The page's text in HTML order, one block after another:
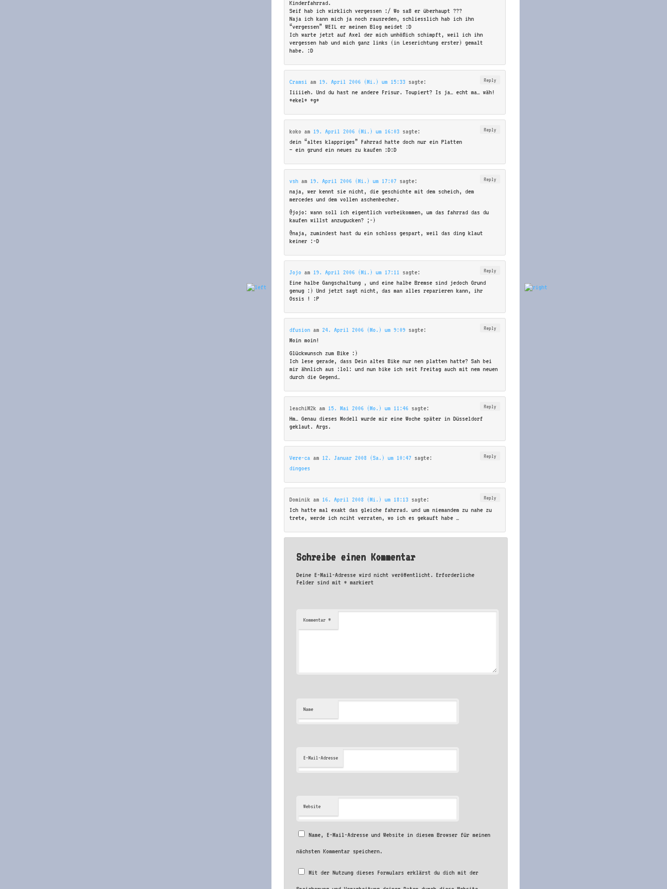
Kinderfahrrad.
Seif hab ich wirklich vergessen :/ Wo saß er überhaupt ???
Naja ich kann mich ja noch rausreden, schliesslich hab ich ihn
“vergessen” WEIL er meinen Blog meidet :D
Ich warte jetzt auf Axel der mich unhöflich schimpft, weil ich ihn
vergessen hab und mich ganz links (in Leserichtung erster) gemalt
habe. :D
Cramsi am 19. April 2006 (Mi.) um 15:33 sagte: Reply
Iiiiieh. Und du hast ne andere Frisur. Toupiert? Is ja… echt ma… wäh!
*ekel* *g*
koko am 19. April 2006 (Mi.) um 16:03 sagte: Reply
dein “altes klappriges” Fahrrad hatte doch nur ein Platten
– ein grund ein neues zu kaufen :D:D
vsh am 19. April 2006 (Mi.) um 17:07 sagte: Reply
naja, wer kennt sie nicht, die geschichte mit dem scheich, dem
mercedes und dem vollen aschenbecher.
@jojo: wann soll ich eigentlich vorbeikommen, um das fahrrad das du
kaufen willst anzugucken? ;-)
@naja, zumindest hast du ein schloss gespart, weil das ding klaut
keiner :-D
Jojo am 19. April 2006 (Mi.) um 17:11 sagte: Reply
Eine halbe Gangschaltung , und eine halbe Bremse sind jedoch Grund
genug :) Und jetzt sagt nicht, das man alles reparieren kann, ihr
Ossis ! :P
dfusion am 24. April 2006 (Mo.) um 9:09 sagte: Reply
Moin moin!
Glückwunsch zum Bike :)
Ich lese gerade, dass Dein altes Bike nur nen platten hatte? Sah bei
mir ähnlich aus :lol: und nun bike ich seit Freitag auch mit nem neuen
durch die Gegend…
leachiM2k am 15. Mai 2006 (Mo.) um 11:46 sagte: Reply
Hm… Genau dieses Modell wurde mir eine Woche später in Düsseldorf
geklaut. Args.
Vere-ca am 12. Januar 2008 (Sa.) um 10:47 sagte: Reply
dingoes
Dominik am 16. April 2008 (Mi.) um 18:13 sagte: Reply
Ich hatte mal exakt das gleiche fahrrad. und um niemandem zu nahe zu
trete, werde ich nciht verraten, wo ich es gekauft habe …
Schreibe einen Kommentar
Deine E-Mail-Adresse wird nicht veröffentlicht. Erforderliche
Felder sind mit * markiert
Kommentar *
Name
E-Mail-Adresse
Website
Name, E-Mail-Adresse und Website in diesem Browser für meinen
nächsten Kommentar speichern.
Mit der Nutzung dieses Formulars erklärst du dich mit der